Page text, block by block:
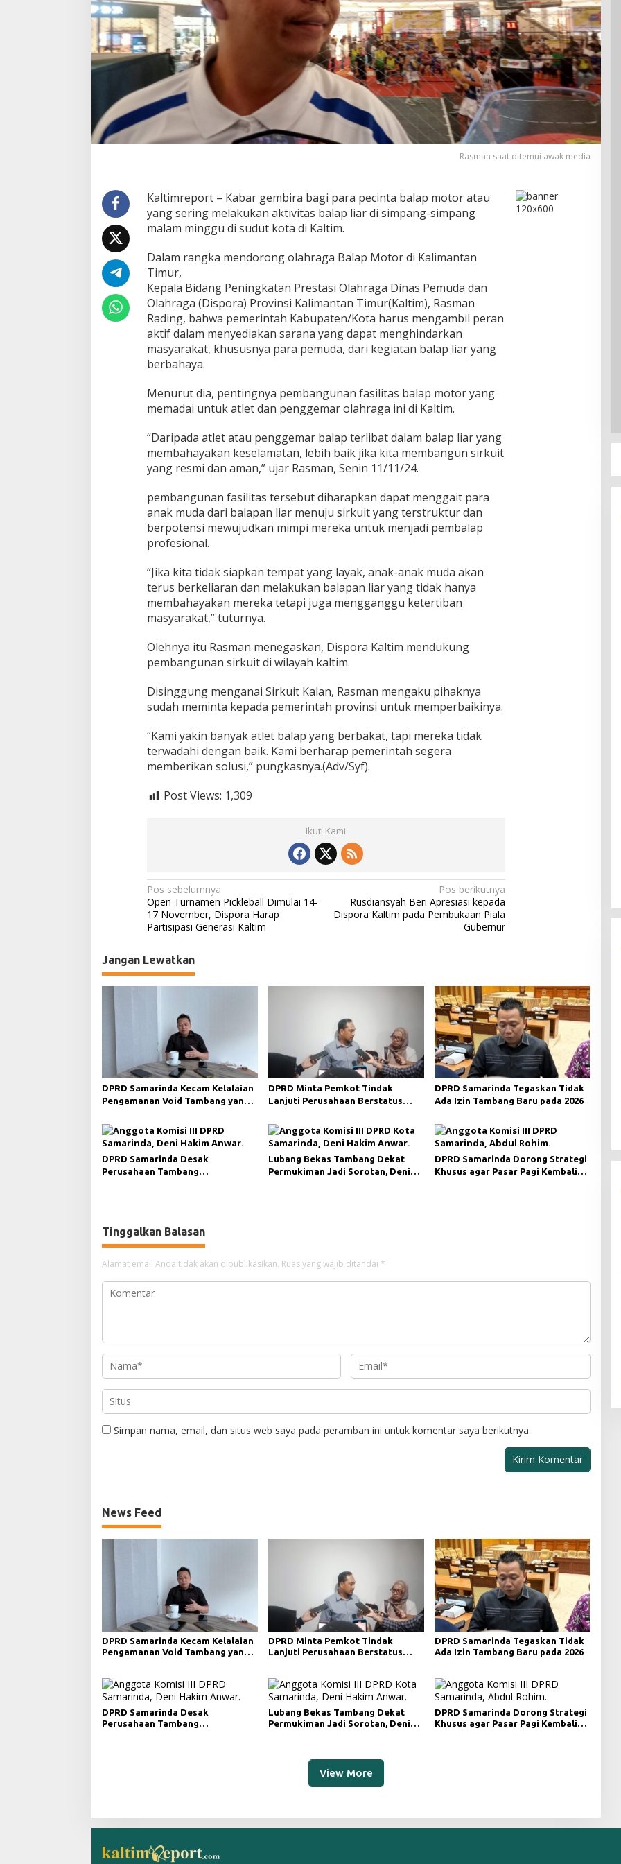
o
,
D
s
p
r
K
a
S
i
a
F
a
i
l
i
a
s
e
n
g
n
B
a
u
n
S
u
i
t
R
m
i
Rasman saat ditemui awak media
Kaltimreport – Kabar gembira bagi para pecinta balap motor atau
yang sering melakukan aktivitas balap liar di simpang-simpang
malam minggu di sudut kota di Kaltim.
Dalam rangka mendorong olahraga Balap Motor di Kalimantan
Timur,
Kepala Bidang Peningkatan Prestasi Olahraga Dinas Pemuda dan
Olahraga (Dispora) Provinsi Kalimantan Timur(Kaltim), Rasman
Rading, bahwa pemerintah Kabupaten/Kota harus mengambil peran
aktif dalam menyediakan sarana yang dapat menghindarkan
masyarakat, khususnya para pemuda, dari kegiatan balap liar yang
berbahaya.
Menurut dia, pentingnya pembangunan fasilitas balap motor yang
memadai untuk atlet dan penggemar olahraga ini di Kaltim.
“Daripada atlet atau penggemar balap terlibat dalam balap liar yang
membahayakan keselamatan, lebih baik jika kita membangun sirkuit
yang resmi dan aman,” ujar Rasman, Senin 11/11/24.
pembangunan fasilitas tersebut diharapkan dapat menggait para
anak muda dari balapan liar menuju sirkuit yang terstruktur dan
berpotensi mewujudkan mimpi mereka untuk menjadi pembalap
profesional.
“Jika kita tidak siapkan tempat yang layak, anak-anak muda akan
terus berkeliaran dan melakukan balapan liar yang tidak hanya
membahayakan mereka tetapi juga mengganggu ketertiban
masyarakat,” tuturnya.
Olehnya itu Rasman menegaskan, Dispora Kaltim mendukung
pembangunan sirkuit di wilayah kaltim.
Disinggung menganai Sirkuit Kalan, Rasman mengaku pihaknya
sudah meminta kepada pemerintah provinsi untuk memperbaikinya.
“Kami yakin banyak atlet balap yang berbakat, tapi mereka tidak
terwadahi dengan baik. Kami berharap pemerintah segera
memberikan solusi,” pungkasnya.(Adv/Syf).
Post Views: 1,309
Ikuti Kami
N
a
v
g
a
p
o
s
Pos sebelumnya
Open Turnamen Pickleball Dimulai 14-
17 November, Dispora Harap
Partisipasi Generasi Kaltim
Pos berikutnya
Rusdiansyah Beri Apresiasi kepada
Dispora Kaltim pada Pembukaan Piala
Gubernur
Jangan Lewatkan
DPRD Samarinda Kecam Kelalaian
Pengamanan Void Tambang yang
DPRD Minta Pemkot Tindak
Lanjuti Perusahaan Berstatus
DPRD Samarinda Tegaskan Tidak
Ada Izin Tambang Baru pada 2026
DPRD Samarinda Desak
Perusahaan Tambang
Lubang Bekas Tambang Dekat
Permukiman Jadi Sorotan, Deni
DPRD Samarinda Dorong Strategi
Khusus agar Pasar Pagi Kembali
Tinggalkan Balasan
Alamat email Anda tidak akan dipublikasikan. Ruas yang wajib ditandai *
Simpan nama, email, dan situs web saya pada peramban ini untuk komentar saya berikutnya.
News Feed
DPRD Samarinda Kecam Kelalaian
Pengamanan Void Tambang yang
DPRD Minta Pemkot Tindak
Lanjuti Perusahaan Berstatus
DPRD Samarinda Tegaskan Tidak
Ada Izin Tambang Baru pada 2026
DPRD Samarinda Desak
Perusahaan Tambang
Lubang Bekas Tambang Dekat
Permukiman Jadi Sorotan, Deni
DPRD Samarinda Dorong Strategi
Khusus agar Pasar Pagi Kembali
View More